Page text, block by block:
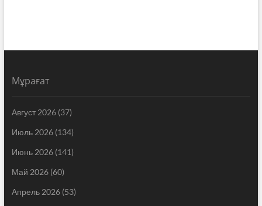
Мұрағат
Август 2026(37)
Июль 2026(134)
Июнь 2026(141)
Май 2026(60)
Апрель 2026(53)